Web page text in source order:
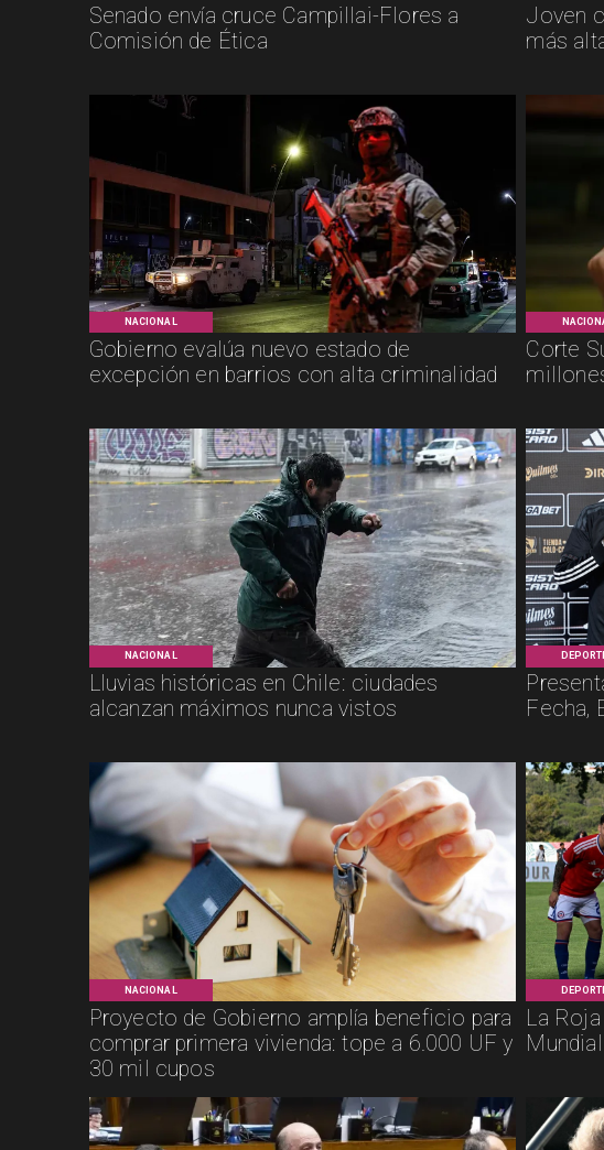
Senado envía cruce Campillai-Flores a
Comisión de Ética
Joven
más
NACIONAL
Gobierno evalúa nuevo estado de
excepción en barrios con alta criminalidad
Corte
NACIONAL
Lluvias históricas en Chile: ciudades
alcanzan máximos nunca vistos
Fecha,
NACIONAL
Proyecto de Gobierno amplía beneficio para
comprar primera vivienda: tope a 6.000 UF y
30 mil cupos
La